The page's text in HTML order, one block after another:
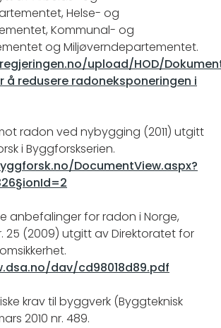
Helse- og
Kommunal- og
og Miljøverndepartementet.
upload/HOD/
å redusere radoneksponeringen i
radon ved nybygging (2011) utgitt
i Byggforskserien.
DocumentView.aspx?
anbefalinger for radon i Norge,
25 (2009) utgitt av Direktoratet for
dav/cd98018d89.pdf
krav til byggverk (Byggteknisk
2010 nr. 489.